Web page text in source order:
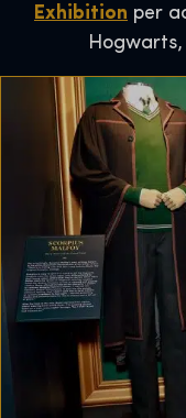
Exhibition per